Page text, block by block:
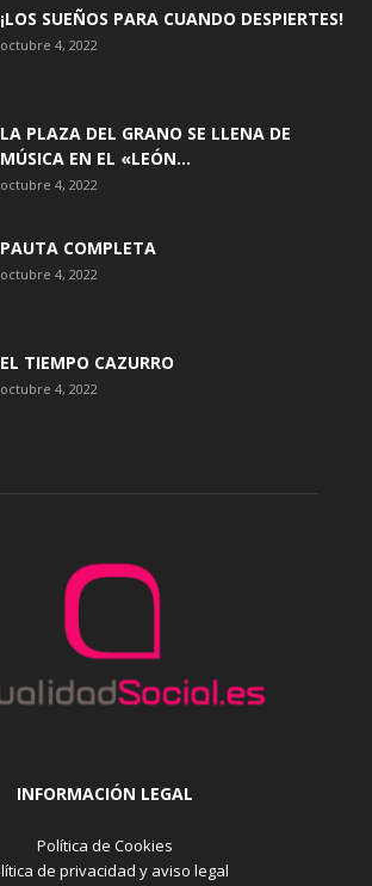
¡LOS SUEÑOS PARA CUANDO DESPIERTES!
octubre 4, 2022
LA PLAZA DEL GRANO SE LLENA DE
MÚSICA EN EL «LEÓN...
octubre 4, 2022
PAUTA COMPLETA
octubre 4, 2022
EL TIEMPO CAZURRO
octubre 4, 2022
INFORMACIÓN LEGAL
Política de Cookies
de privacidad y aviso legal